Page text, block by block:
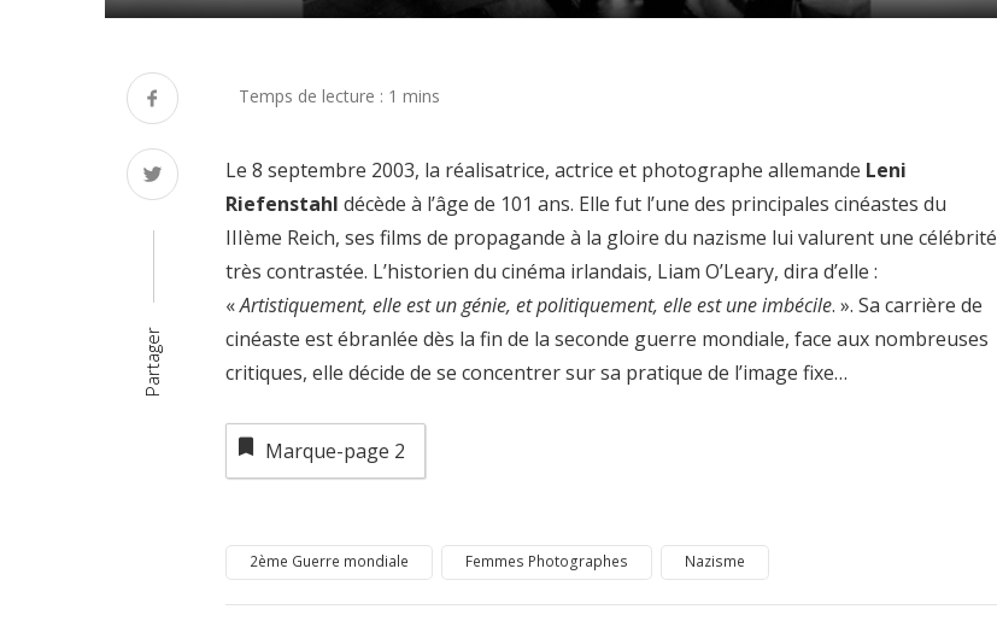
Partager
Le 8 septembre 2003, la réalisatrice, actrice et photographe allemande Leni
Riefenstahl décède à l’âge de 101 ans. Elle fut l’une des principales cinéastes du
IIIème Reich, ses films de propagande à la gloire du nazisme lui valurent une célébrité
très contrastée. L’historien du cinéma irlandais, Liam O’Leary, dira d’elle :
«Artistiquement, elle est un génie, et politiquement, elle est une imbécile. ». Sa carrière de
cinéaste est ébranlée dès la fin de la seconde guerre mondiale, face aux nombreuses
critiques, elle décide de se concentrer sur sa pratique de l’image fixe…
Marque-page 2
2ème Guerre mondiale Femmes Photographes Nazisme